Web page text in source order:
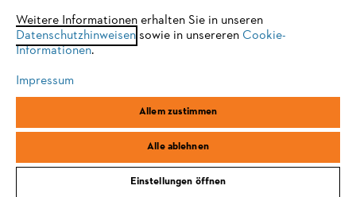
Allgemeine Geschäftsbedingungen
Impressum Cookies Rechtliche Informationen
STIHL Vertriebszentrale AG & Co. KG, D-64807 Dieburg
eine optimale Nutzung unserer Seite empfehlen wir Ihnen, zu
einem der folgenden Browser zu wechseln:
Firefox Chrome
Weitere Informationen erhalten Sie in unseren
Datenschutzhinweisensowie in unsereren Cookie-
Informationen.
Impressum
Allem zustimmen
Alle ablehnen
Einstellungen öffnen